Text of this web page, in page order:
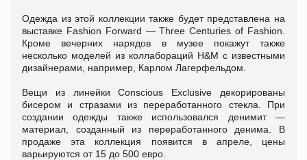
Одежда из этой коллекции также будет представлена на
выставке Fashion Forward — Three Centuries of Fashion.
Кроме вечерних нарядов в музее покажут также
несколько моделей из коллабораций H&M с известными
дизайнерами, например, Карлом Лагерфельдом.
Вещи из линейки Conscious Exclusive декорированы
бисером и стразами из переработанного стекла. При
создании одежды также использовался денимит —
материал, созданный из переработанного денима. В
продаже эта коллекция появится в апреле, цены
варьируются от 15 до 500 евро.